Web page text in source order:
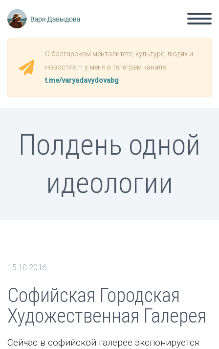
О болгарском менталитете, культуре, людях и
новостях — у меня в телеграм канале:
t.me/varyadavydovabg
Полдень одной
идеологии
15.10.2016
Софийская Городская
Художественная Галерея
Сейчас в софийской галерее экспонируется